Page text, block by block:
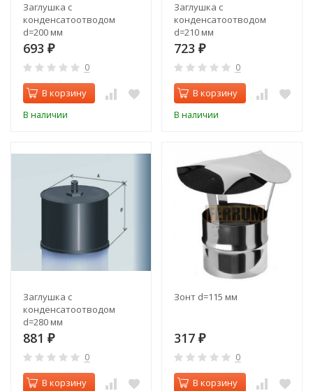
Заглушка с
конденсатоотводом
d=200 мм
693 ₽
0
В корзину
В наличии
Заглушка с
конденсатоотводом
d=210 мм
723 ₽
0
В корзину
В наличии
Заглушка с
конденсатоотводом
d=280 мм
881 ₽
0
В корзину
Зонт d=115 мм
317 ₽
0
В корзину